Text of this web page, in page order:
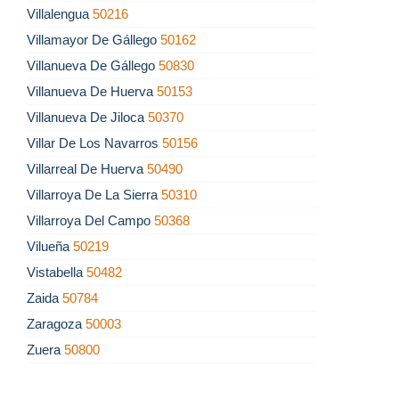
Villalengua 50216
Villamayor De Gállego 50162
Villanueva De Gállego 50830
Villanueva De Huerva 50153
Villanueva De Jiloca 50370
Villar De Los Navarros 50156
Villarreal De Huerva 50490
Villarroya De La Sierra 50310
Villarroya Del Campo 50368
Vilueña 50219
Vistabella 50482
Zaida 50784
Zaragoza 50003
Zuera 50800